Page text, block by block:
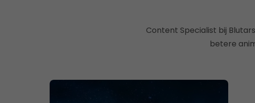
Content Specialist bij
betere